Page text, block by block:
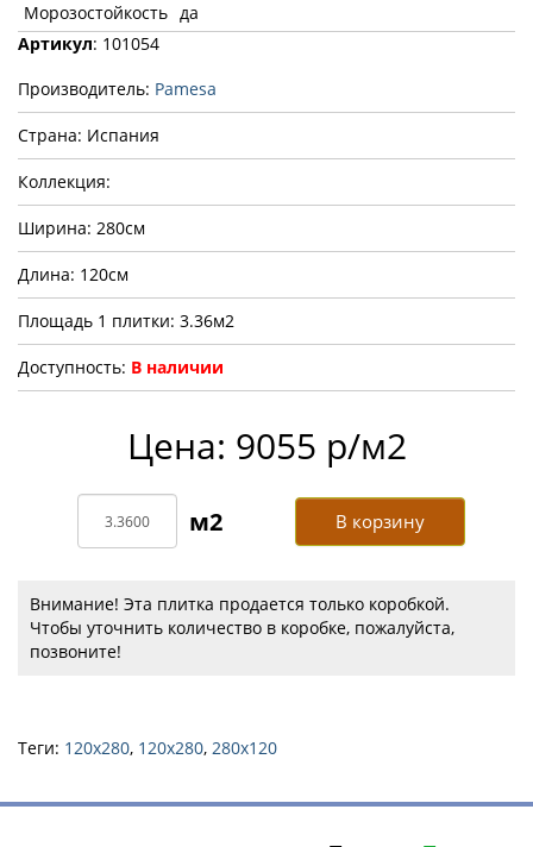
Морозостойкость да
Артикул: 101054
Производитель: Pamesa
Страна: Испания
Коллекция:
Ширина: 280см
Длина: 120см
Площадь 1 плитки: 3.36м2
Доступность: В наличии
Цена: 9055 р/м2
В корзину
Внимание! Эта плитка продается только коробкой.
Чтобы уточнить количество в коробке, пожалуйста,
позвоните!
Теги: 120x280, 120х280, 280х120